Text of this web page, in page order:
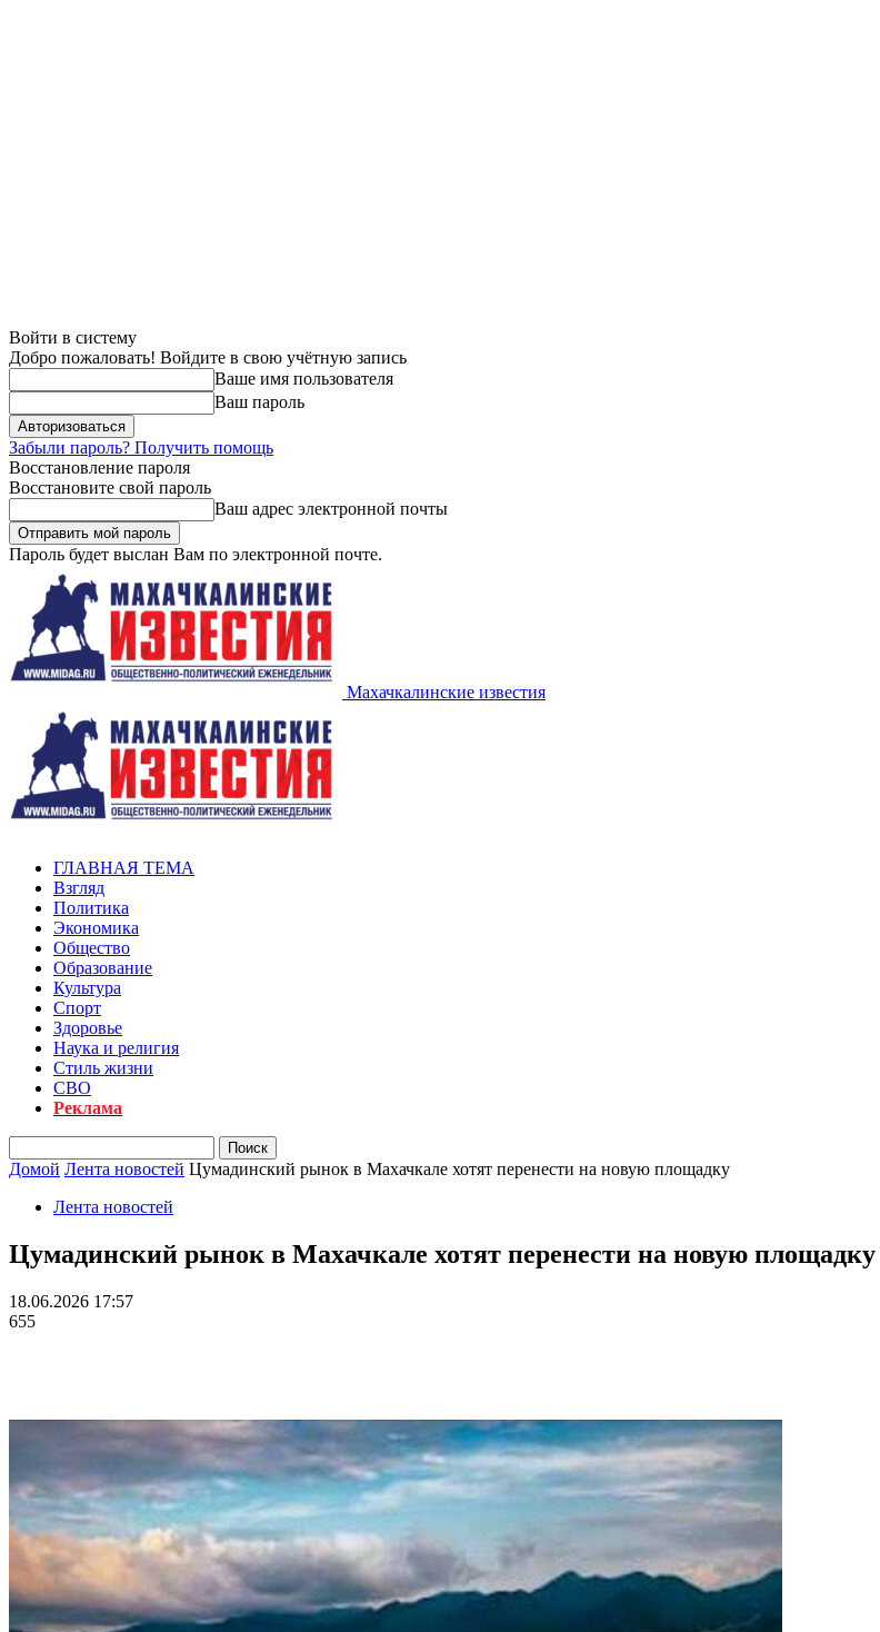
Войти в систему
Добро пожаловать! Войдите в свою учётную запись
Ваше имя пользователя
Ваш пароль
Забыли пароль? Получить помощь
Восстановление пароля
Восстановите свой пароль
Ваш адрес электронной почты
Пароль будет выслан Вам по электронной почте.
Махачкалинские известия
ГЛАВНАЯ ТЕМА
Взгляд
Политика
Экономика
Общество
Образование
Культура
Спорт
Здоровье
Наука и религия
Стиль жизни
СВО
Реклама
Домой Лента новостей Цумадинский рынок в Махачкале хотят перенести на новую площадку
Лента новостей
Цумадинский рынок в Махачкале хотят перенести на новую площадку
18.06.2026 17:57
655